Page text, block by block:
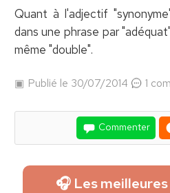
Quant à l'adjectif
dans une phrase par
même "double".
Publié le 30/07/2014 1
Commenter
🎧 Les